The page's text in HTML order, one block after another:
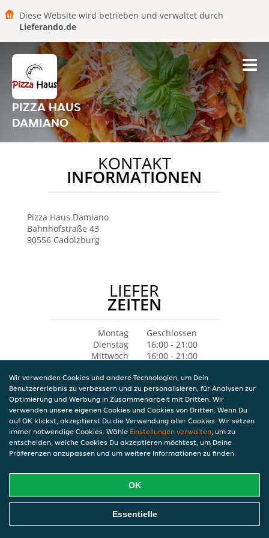
Diese Website wird betrieben und verwaltet durch
Lieferando.de
PIZZA HAUS
DAMIANO
KONTAKT
INFORMATIONEN
Pizza Haus Damiano
Bahnhofstraße 43
90556 Cadolzburg
LIEFER
ZEITEN
Montag
Geschlossen
Dienstag
16:00 - 21:00
Mittwoch
16:00 - 21:00
Freitag
16:00 - 21:00
Samstag
16:00 - 21:00
Sonntag
14:30 - 20:30
Wir verwenden Cookies und andere Technologien, um Dein
Benutzererlebnis zu verbessern und zu personalisieren, für Analysen zur
Optimierung und Werbung in Zusammenarbeit mit Dritten. Wir
verwenden unsere eigenen Cookies und Cookies von Dritten. Wenn Du
auf OK klickst, akzeptierst Du die Verwendung aller Cookies. Wir setzen
immer notwendige Cookies. Wähle Einstellungen verwalten, um zu
entscheiden, welche Cookies Du akzeptieren möchtest, um Deine
Präferenzen anzupassen und um weitere Informationen zu finden.
OK
Essentielle